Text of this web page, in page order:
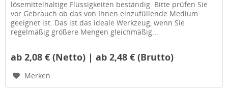
lösemittelhaltige Flüssigkeiten beständig. Bitte prüfen Sie
vor Gebrauch ob das von Ihnen einzufüllende Medium
geeignet ist. Das ist das ideale Werkzeug, wenn Sie
regelmäßig größere Mengen gleichmäßig...
ab 2,08 € (Netto) | ab 2,48 € (Brutto)
Merken